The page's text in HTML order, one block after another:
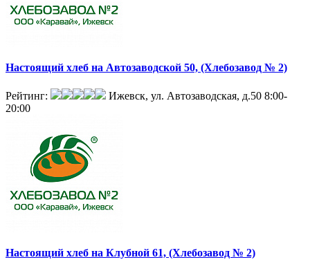
Настоящий хлеб на Автозаводской 50, (Хлебозавод № 2)
Рейтинг: Ижевск, ул. Автозаводская, д.50 8:00-
20:00
Настоящий хлеб на Клубной 61, (Хлебозавод № 2)